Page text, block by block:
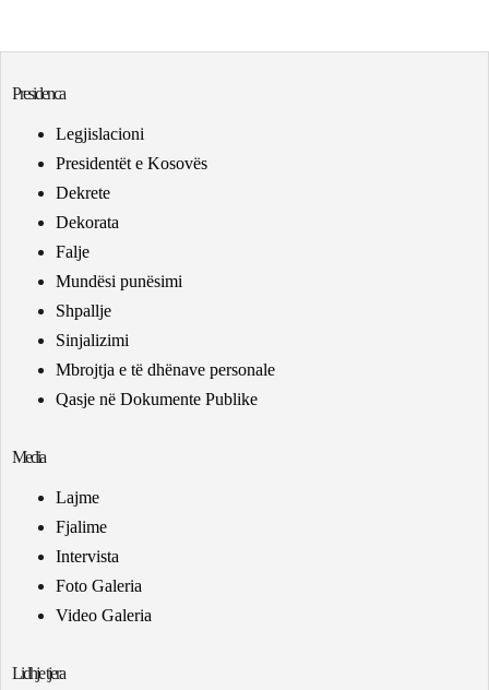
Presidenca
Legjislacioni
Presidentët e Kosovës
Dekrete
Dekorata
Falje
Mundësi punësimi
Shpallje
Sinjalizimi
Mbrojtja e të dhënave personale
Qasje në Dokumente Publike
Media
Lajme
Fjalime
Intervista
Foto Galeria
Video Galeria
Lidhje tjera